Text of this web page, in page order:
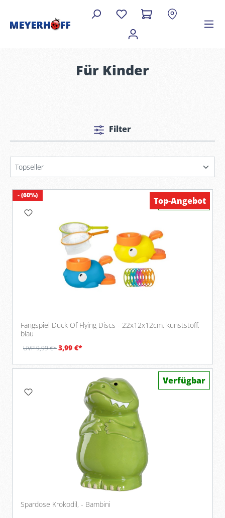
Für Kinder
Filter
- (60%)
Fangspiel Duck Of Flying Discs - 22x12x12cm, kunststoff,
blau
UVP 9,99 €*3,99 €*
Verfügbar
Top-Angebot
Spardose Krokodil, - Bambini
Verfügbar